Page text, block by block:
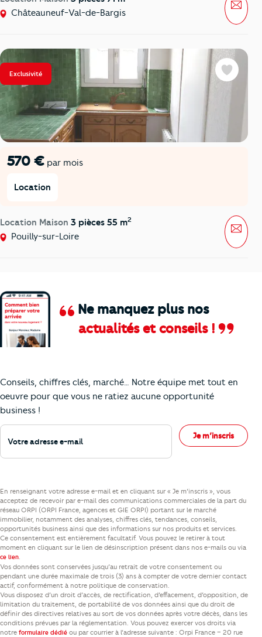
Châteauneuf-Val-de-Bargis
Exclusivité
570 € par mois
Location
Location Maison 3 pièces 55 m2
Pouilly-sur-Loire
Favoris
Ne manquez plus nos
actualités et conseils !
Conseils, chiffres clés, marché… Notre équipe met tout en
oeuvre pour que vous ne ratiez aucune opportunité
business !
Votre adresse e-mail
Je m’inscris
En renseignant votre adresse e-mail et en cliquant sur « Je m’inscris », vous
acceptez de recevoir par e-mail des communications commerciales de la part du
réseau ORPI (ORPI France, agences et GIE ORPI) portant sur le marché
immobilier, notamment des analyses, chiffres clés, tendances, conseils,
opportunités business ainsi que des informations sur nos produits et services.
Ce consentement est entièrement facultatif. Vous pouvez le retirer à tout
moment en cliquant sur le lien de désinscription présent dans nos e-mails ou via
ce lien.
Vos données sont conservées jusqu’au retrait de votre consentement ou
pendant une durée maximale de trois (3) ans à compter de votre dernier contact
actif, conformément à notre politique de conservation.
Vous disposez d’un droit d’accès, de rectification, d’effacement, d’opposition, de
limitation du traitement, de portabilité de vos données ainsi que du droit de
définir des directives relatives au sort de vos données après votre décès, dans les
conditions prévues par la réglementation. Vous pouvez exercer vos droits via
notre formulaire dédié ou par courrier à l’adresse suivante : Orpi France – 20 rue